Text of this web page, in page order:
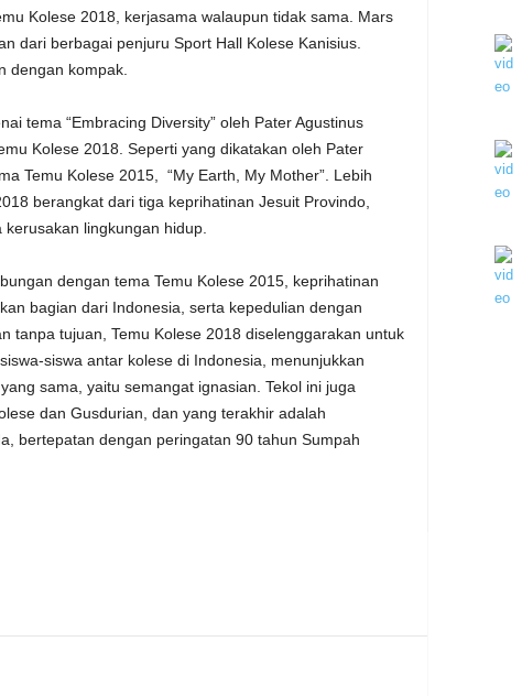
Kolese 2018, kerjasama walaupun tidak sama. Mars
dari berbagai penjuru Sport Hall Kolese Kanisius.
dengan kompak.
tema “Embracing Diversity” oleh Pater Agustinus
Kolese 2018. Seperti yang dikatakan oleh Pater
Temu Kolese 2015, “My Earth, My Mother”. Lebih
berangkat dari tiga keprihatinan Jesuit Provindo,
lingkungan hidup.
dengan tema Temu Kolese 2015, keprihatinan
bagian dari Indonesia, serta kepedulian dengan
tanpa tujuan, Temu Kolese 2018 diselenggarakan untuk
siswa antar kolese di Indonesia, menunjukkan
sama, yaitu semangat ignasian. Tekol ini juga
dan Gusdurian, dan yang terakhir adalah
bertepatan dengan peringatan 90 tahun Sumpah